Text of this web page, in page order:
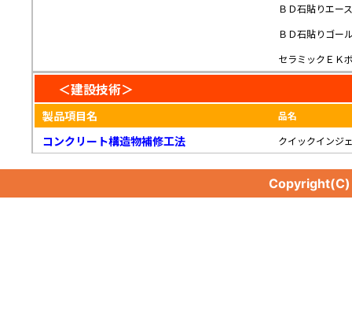
ＢＤ石貼りエース
ＢＤ石貼りゴー
セラミックＥＫ
＜建設技術＞
製品項目名 品名
コンクリート構造物補修工法 クイックインジ